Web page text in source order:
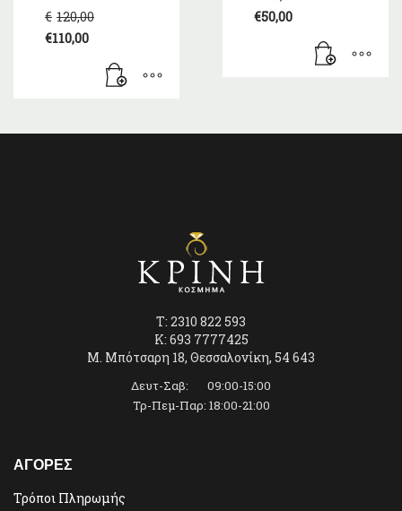
€ 120,00
€120,00.
€110,00
τρέχουσα
€65,00.
€50,00
τρέχουσα
T: 2310 822 593
K: 693 7777425
Μ. Μπότσαρη 18, Θεσσαλονίκη, 54 643
Δευτ-Σαβ: 09:00-15:00
Τρ-Πεμ-Παρ: 18:00-21:00
ΑΓΟΡΕΣ
Τρόποι Πληρωμής